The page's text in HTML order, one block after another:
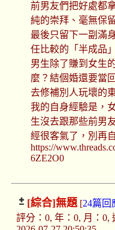
前男友們把好處都
純的崇拜、毫無保
最後只留下一副滿
任比較的「半成品
男生除了賺到女生
麼？結個婚還要當
去修補別人玩壞的東
我的自身經驗是，
生沒去跟那些前男
經很客氣了，別再
https://
6ZE2O0
[綜合]無題[24篇回
評分：0, 年：0, 月：0,